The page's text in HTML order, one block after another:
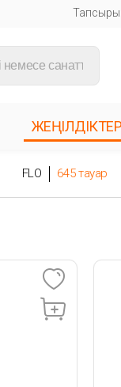
ЖЕҢІЛДІКТЕР
FLO 645тауар